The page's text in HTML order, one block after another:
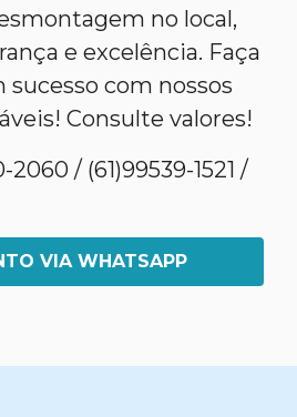
no local,
e excelência. Faça
sucesso com nossos
Consulte valores!
2060 / (61)99539-1521 /
VIA WHATSAPP